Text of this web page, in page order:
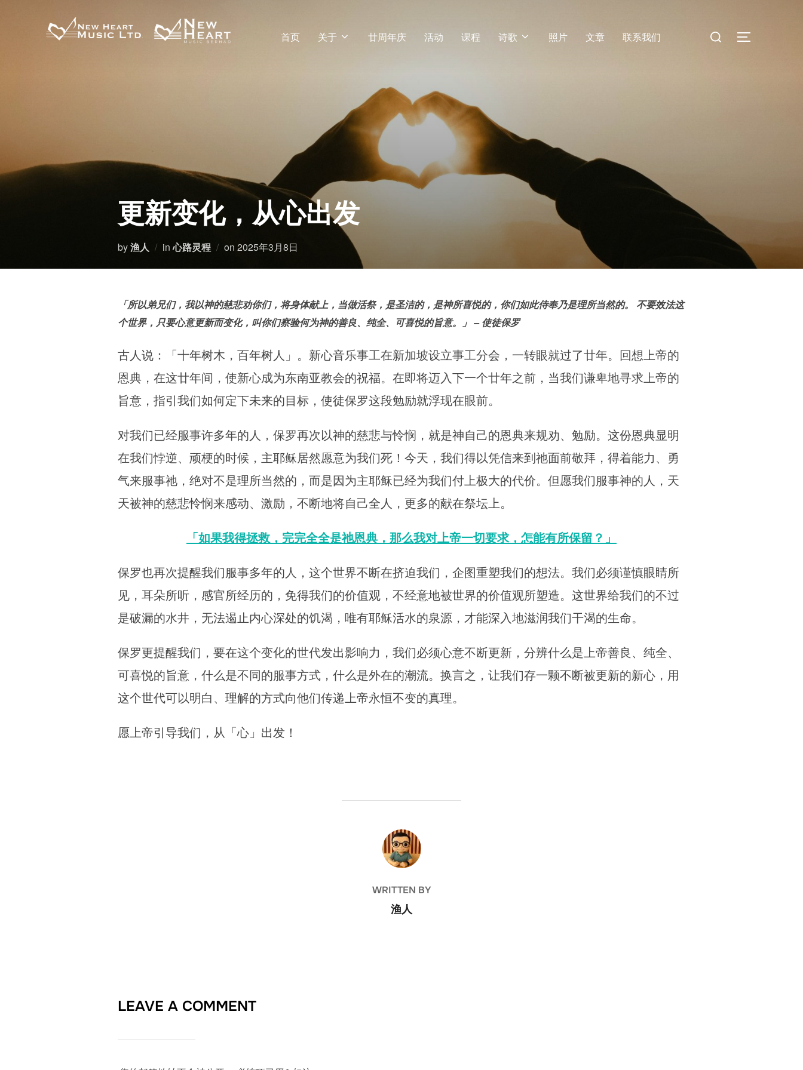
首页 关于 廿周年庆 活动 课程 诗歌 照片 文章 联系我们
Search
for:
TOGGLE
更新变化，从心出发
by渔人 in心路灵程 on Posted
2025年3月8日
「所以弟兄们，我以神的慈悲劝你们，将身体献上，当做活祭，是圣洁的，是神所喜悦的，你们如此侍奉乃是理所当然的。 不要效法这
个世界，只要心意更新而变化，叫你们察验何为神的善良、纯全、可喜悦的旨意。」 – 使徒保罗
古人说：「十年树木，百年树人」。新心音乐事工在新加坡设立事工分会，一转眼就过了廿年。回想上帝的
恩典，在这廿年间，使新心成为东南亚教会的祝福。在即将迈入下一个廿年之前，当我们谦卑地寻求上帝的
旨意，指引我们如何定下未来的目标，使徒保罗这段勉励就浮现在眼前。
对我们已经服事许多年的人，保罗再次以神的慈悲与怜悯，就是神自己的恩典来规劝、勉励。这份恩典显明
在我们悖逆、顽梗的时候，主耶稣居然愿意为我们死！今天，我们得以凭信来到祂面前敬拜，得着能力、勇
气来服事祂，绝对不是理所当然的，而是因为主耶稣已经为我们付上极大的代价。但愿我们服事神的人，天
天被神的慈悲怜悯来感动、激励，不断地将自己全人，更多的献在祭坛上。
「如果我得拯救，完完全全是祂恩典，那么我对上帝一切要求，怎能有所保留？」
保罗也再次提醒我们服事多年的人，这个世界不断在挤迫我们，企图重塑我们的想法。我们必须谨慎眼睛所
见，耳朵所听，感官所经历的，免得我们的价值观，不经意地被世界的价值观所塑造。这世界给我们的不过
是破漏的水井，无法遏止内心深处的饥渴，唯有耶稣活水的泉源，才能深入地滋润我们干渴的生命。
保罗更提醒我们，要在这个变化的世代发出影响力，我们必须心意不断更新，分辨什么是上帝善良、纯全、
可喜悦的旨意，什么是不同的服事方式，什么是外在的潮流。换言之，让我们存一颗不断被更新的新心，用
这个世代可以明白、理解的方式向他们传递上帝永恒不变的真理。
愿上帝引导我们，从「心」出发！
POST AUTHOR
WRITTEN BY
渔人
LEAVE A COMMENT